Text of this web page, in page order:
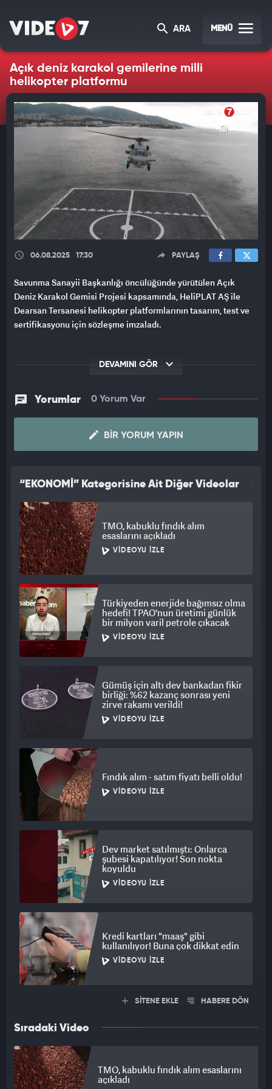
ARA MENÜ
Açık deniz karakol gemilerine milli
helikopter platformu
06.08.2025 17:30 PAYLAŞ
Savunma Sanayii Başkanlığı öncülüğünde yürütülen Açık
Deniz Karakol Gemisi Projesi kapsamında, HeliPLAT AŞ ile
Dearsan Tersanesi helikopter platformlarının tasarım, test ve
sertifikasyonu için sözleşme imzaladı.
DEVAMINI GÖR
Yorumlar 0 Yorum Var
BIR YORUM YAPIN
“EKONOMİ” Kategorisine Ait Diğer Videolar
TMO, kabuklu fındık alım
esaslarını açıkladı
VIDEOYU İZLE
Türkiyeden enerjide bağımsız olma
hedefi! TPAO'nun üretimi günlük
bir milyon varil petrole çıkacak
VIDEOYU İZLE
Gümüş için altı dev bankadan fikir
birliği: %62 kazanç sonrası yeni
zirve rakamı verildi!
VIDEOYU İZLE
Fındık alım - satım fiyatı belli oldu!
VIDEOYU İZLE
Dev market satılmıştı: Onlarca
şubesi kapatılıyor! Son nokta
koyuldu
VIDEOYU İZLE
Kredi kartları "maaş" gibi
kullanılıyor! Buna çok dikkat edin
VIDEOYU İZLE
SİTENE EKLE HABERE DÖN
Sıradaki Video
TMO, kabuklu fındık alım esaslarını
açıkladı